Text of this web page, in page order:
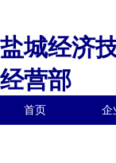
盐城经济
经营部
首页 企